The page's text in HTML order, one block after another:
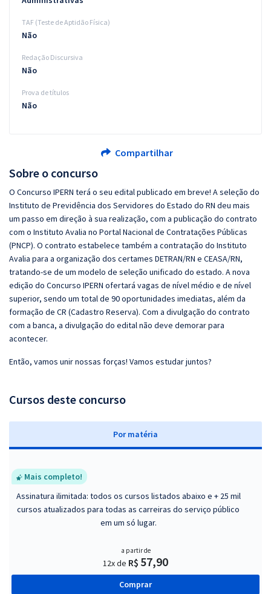
Sobre o concurso
O Concurso IPERN terá o seu edital publicado em breve! A seleção do
Instituto de Previdência dos Servidores do Estado do RN deu mais
um passo em direção à sua realização, com a publicação do contrato
com o Instituto Avalia no Portal Nacional de Contratações Públicas
(PNCP). O contrato estabelece também a contratação do Instituto
Avalia para a organização dos certames DETRAN/RN e CEASA/RN,
tratando-se de um modelo de seleção unificado do estado. A nova
edição do Concurso IPERN ofertará vagas de nível médio e de nível
superior, sendo um total de 90 oportunidades imediatas, além da
formação de CR (Cadastro Reserva). Com a divulgação do contrato
com a banca, a divulgação do edital não deve demorar para
acontecer.
Então, vamos unir nossas forças! Vamos estudar juntos?
Cursos deste concurso
Por matéria
Mais completo!
Assinatura ilimitada: todos os cursos listados abaixo e + 25 mil
cursos atualizados para todas as carreiras do serviço público
em um só lugar.
a partir de
12x de R$ 57,90
Comprar
TAF (Teste de Aptidão Física)
Não
Redação Discursiva
Não
Prova de títulos
Não
Compartilhar